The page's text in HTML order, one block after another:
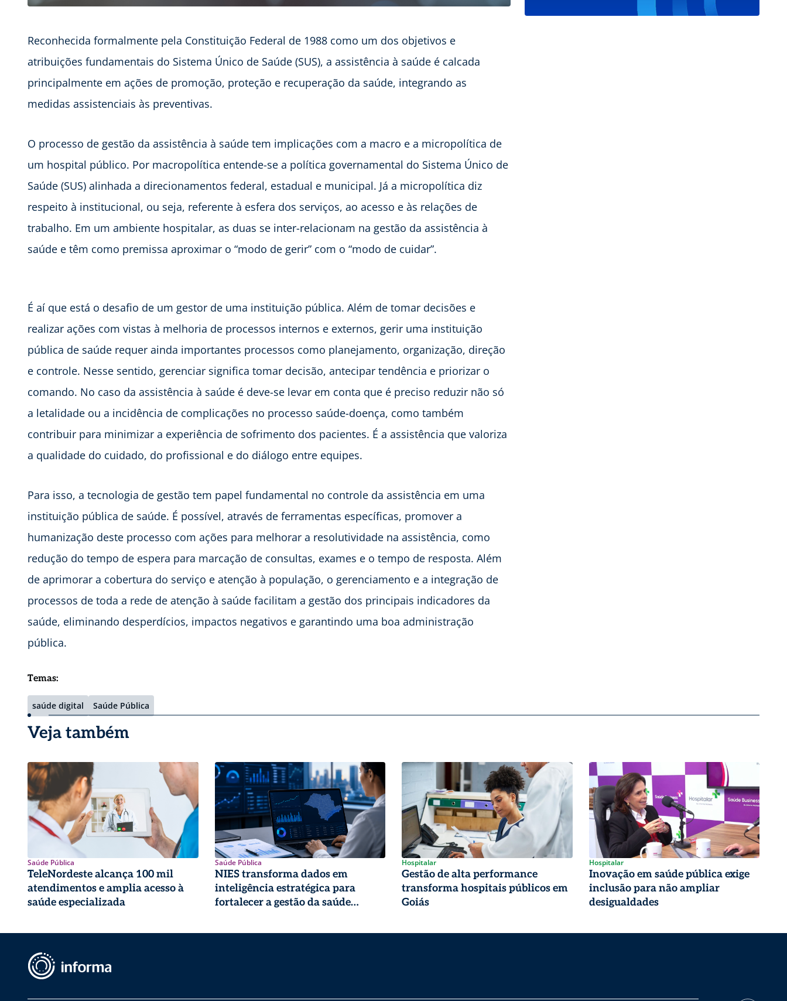
Reconhecida formalmente pela Constituição Federal de 1988 como um dos objetivos e
atribuições fundamentais do Sistema Único de Saúde (SUS), a assistência à saúde é calcada
principalmente em ações de promoção, proteção e recuperação da saúde, integrando as
medidas assistenciais às preventivas.
O processo de gestão da assistência à saúde tem implicações com a macro e a micropolítica de
um hospital público. Por macropolítica entende-se a política governamental do Sistema Único de
Saúde (SUS) alinhada a direcionamentos federal, estadual e municipal. Já a micropolítica diz
respeito à institucional, ou seja, referente à esfera dos serviços, ao acesso e às relações de
trabalho. Em um ambiente hospitalar, as duas se inter-relacionam na gestão da assistência à
saúde e têm como premissa aproximar o “modo de gerir” com o “modo de cuidar”.
É aí que está o desafio de um gestor de uma instituição pública. Além de tomar decisões e
realizar ações com vistas à melhoria de processos internos e externos, gerir uma instituição
pública de saúde requer ainda importantes processos como planejamento, organização, direção
e controle. Nesse sentido, gerenciar significa tomar decisão, antecipar tendência e priorizar o
comando. No caso da assistência à saúde é deve-se levar em conta que é preciso reduzir não só
a letalidade ou a incidência de complicações no processo saúde-doença, como também
contribuir para minimizar a experiência de sofrimento dos pacientes. É a assistência que valoriza
a qualidade do cuidado, do profissional e do diálogo entre equipes.
Para isso, a tecnologia de gestão tem papel fundamental no controle da assistência em uma
instituição pública de saúde. É possível, através de ferramentas específicas, promover a
humanização deste processo com ações para melhorar a resolutividade na assistência, como
redução do tempo de espera para marcação de consultas, exames e o tempo de resposta. Além
de aprimorar a cobertura do serviço e atenção à população, o gerenciamento e a integração de
processos de toda a rede de atenção à saúde facilitam a gestão dos principais indicadores da
saúde, eliminando desperdícios, impactos negativos e garantindo uma boa administração
pública.
Temas:
saúde digital Saúde Pública
Veja também
Saúde Pública
TeleNordeste alcança 100 mil
atendimentos e amplia acesso à
saúde especializada
Saúde Pública
NIES transforma dados em
inteligência estratégica para
fortalecer a gestão da saúde
Hospitalar
Gestão de alta performance
transforma hospitais públicos em
Goiás
Hospitalar
Inovação em saúde pública exige
inclusão para não ampliar
desigualdades